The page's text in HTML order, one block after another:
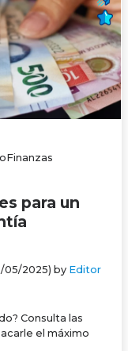
para un
05/2025) byEditor
Consulta las
el máximo